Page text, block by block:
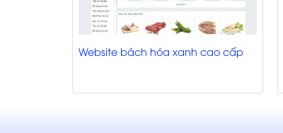
Website bách hóa xanh cao cấp